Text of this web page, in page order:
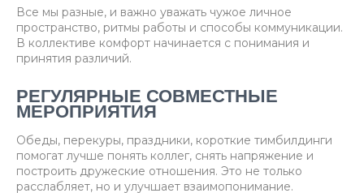
Все мы разные, и важно уважать чужое личное
пространство, ритмы работы и способы коммуникации.
В коллективе комфорт начинается с понимания и
принятия различий.
РЕГУЛЯРНЫЕ СОВМЕСТНЫЕ
МЕРОПРИЯТИЯ
Обеды, перекуры, праздники, короткие тимбилдинги
помогат лучше понять коллег, снять напряжение и
построить дружеские отношения. Это не только
расслабляет, но и улучшает взаимопонимание.